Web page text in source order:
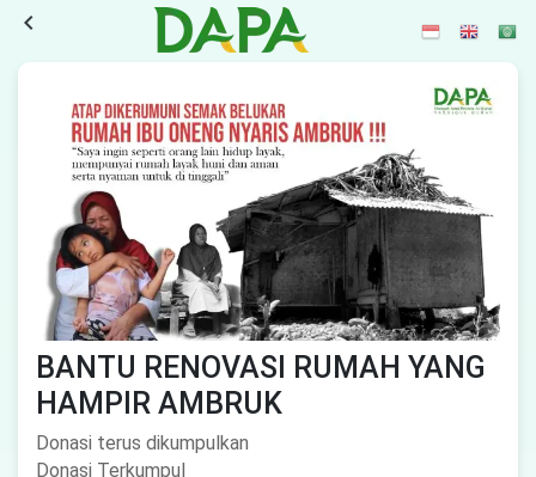
navigate_before
BANTU RENOVASI RUMAH YANG
HAMPIR AMBRUK
Donasi terus dikumpulkan
Donasi Terkumpul